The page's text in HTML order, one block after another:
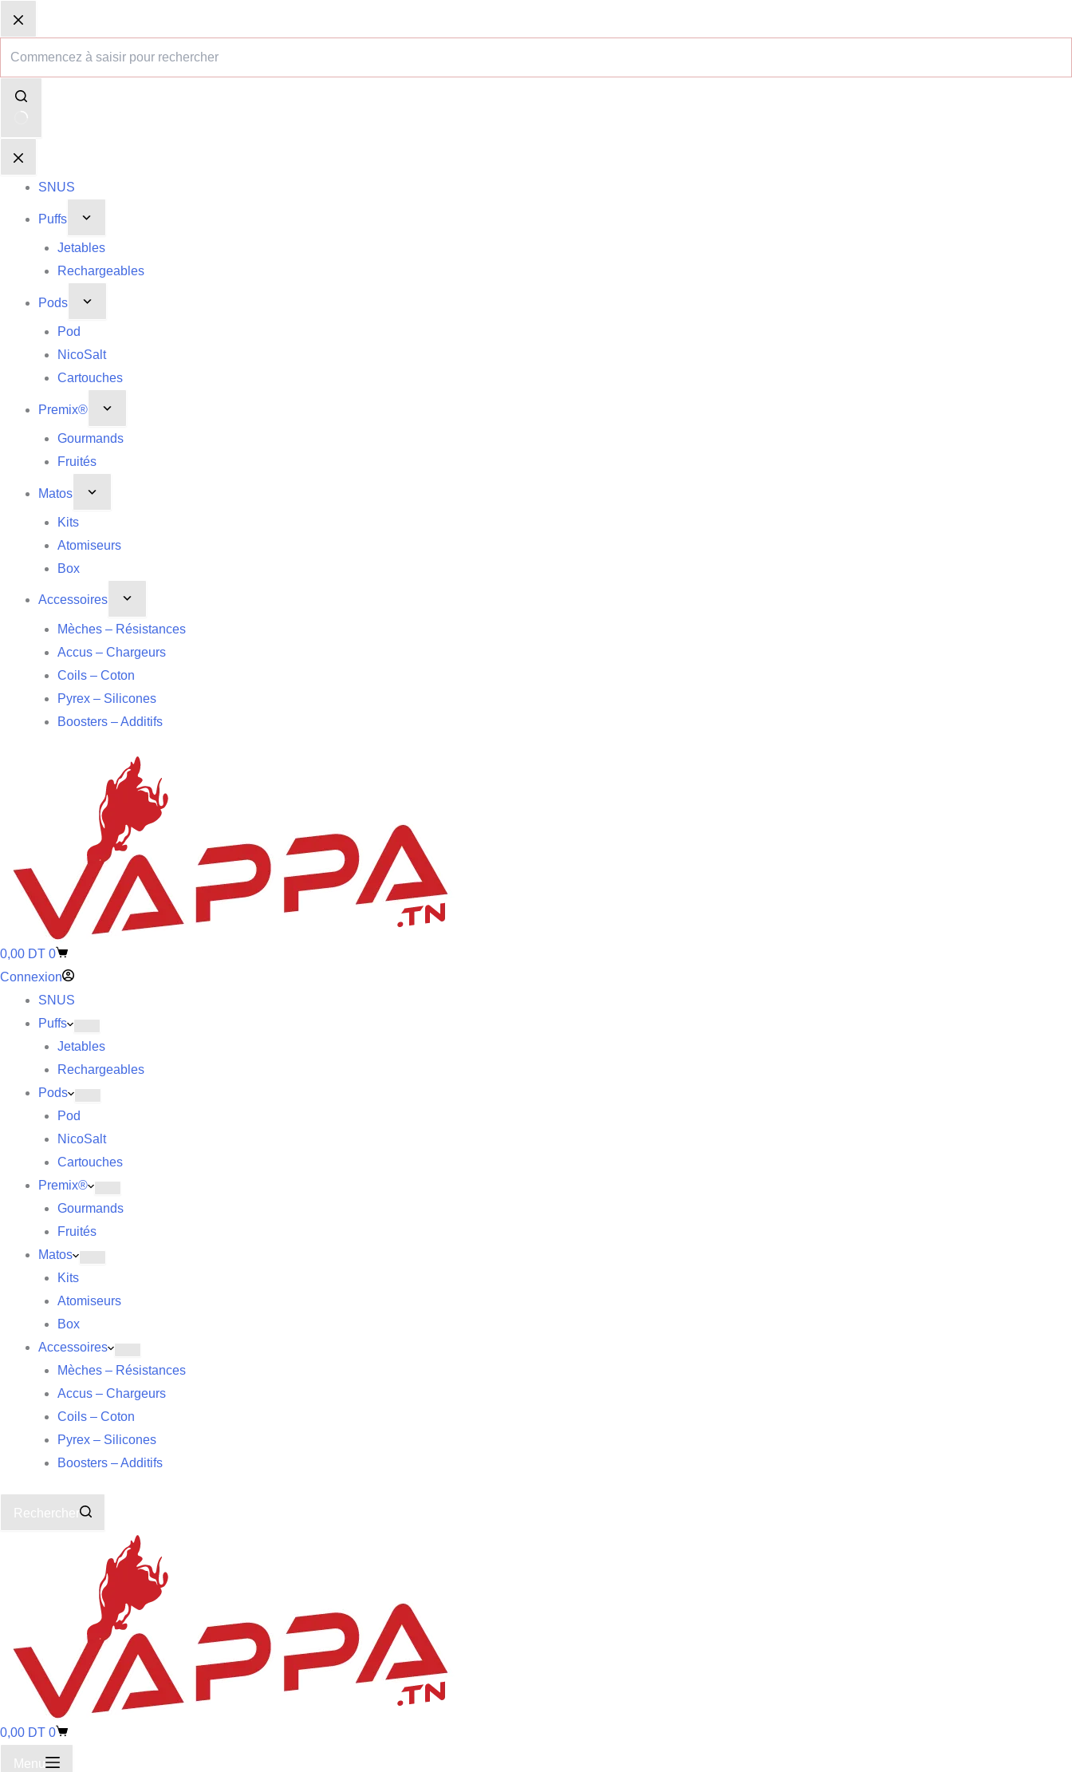
au
contenu
résultat
SNUS
Puffs
Jetables
Rechargeables
Pods
Pod
NicoSalt
Cartouches
Premix®
Gourmands
Fruités
Matos
Kits
Atomiseurs
Box
Accessoires
Mèches – Résistances
Accus – Chargeurs
Coils – Coton
Pyrex – Silicones
Boosters – Additifs
d’achat
0,00 DT 0
Connexion
SNUS
Puffs
Jetables
Rechargeables
Pods
Pod
NicoSalt
Cartouches
Premix®
Gourmands
Fruités
Matos
Kits
Atomiseurs
Box
Accessoires
Mèches – Résistances
Accus – Chargeurs
Coils – Coton
Pyrex – Silicones
Boosters – Additifs
Rechercher
d’achat
0,00 DT 0
Menu